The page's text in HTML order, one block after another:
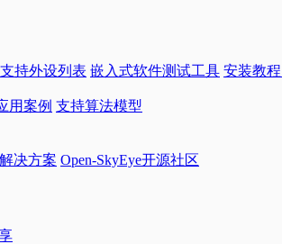
支持外设列表 嵌入式软件测试工具 安装教程
用案例 支持算法模型
决方案 Open-SkyEye开源社区